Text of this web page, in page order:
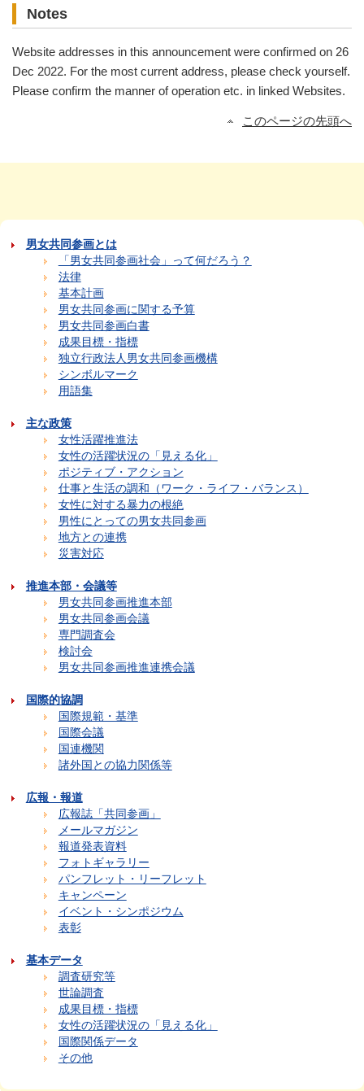
Notes
Website addresses in this announcement were confirmed on 26
Dec 2022. For the most current address, please check yourself.
Please confirm the manner of operation etc. in linked Websites.
このページの先頭へ